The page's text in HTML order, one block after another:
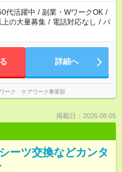
代活躍中 / 副業・WワークOK /
上の大量募集 / 電話対応なし / パ
詳細へ
ーク ケアワーク事業部
掲載日：2026.08.05
ーツ交換などカンタ